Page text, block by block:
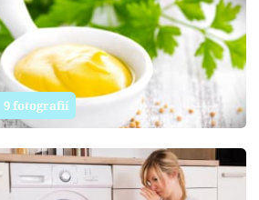
9 fotografií